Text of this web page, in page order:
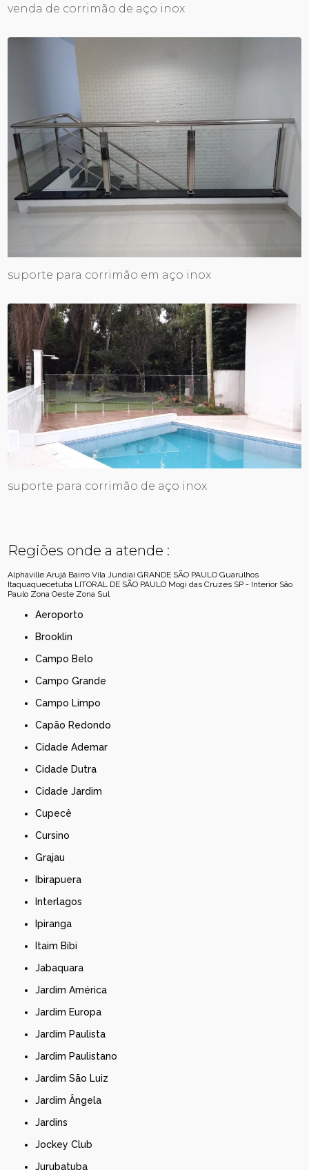
venda de corrimão de aço inox
suporte para corrimão em aço inox
suporte para corrimão de aço inox
Regiões onde a atende :
Alphaville Arujá Bairro Vila Jundiaí GRANDE SÃO PAULO Guarulhos
Itaquaquecetuba LITORAL DE SÃO PAULO Mogi das Cruzes SP - Interior São
Paulo Zona Oeste Zona Sul
Aeroporto
Brooklin
Campo Belo
Campo Grande
Campo Limpo
Capão Redondo
Cidade Ademar
Cidade Dutra
Cidade Jardim
Cupecê
Cursino
Grajau
Ibirapuera
Interlagos
Ipiranga
Itaim Bibi
Jabaquara
Jardim América
Jardim Europa
Jardim Paulista
Jardim Paulistano
Jardim São Luiz
Jardim Ângela
Jardins
Jockey Club
Jurubatuba